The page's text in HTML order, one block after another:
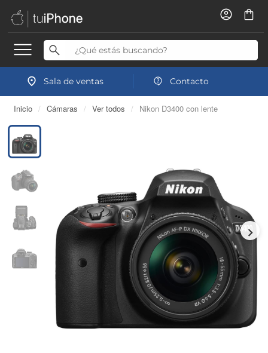
Sala de ventas Contacto
Inicio / Cámaras / Ver todos / Nikon D3400 con lente